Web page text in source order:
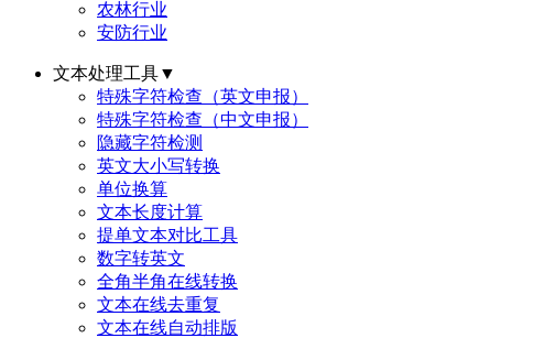
农林行业
安防行业
文本处理工具▼
特殊字符检查（英文申报）
特殊字符检查（中文申报）
隐藏字符检测
英文大小写转换
单位换算
文本长度计算
提单文本对比工具
数字转英文
全角半角在线转换
文本在线去重复
文本在线自动排版